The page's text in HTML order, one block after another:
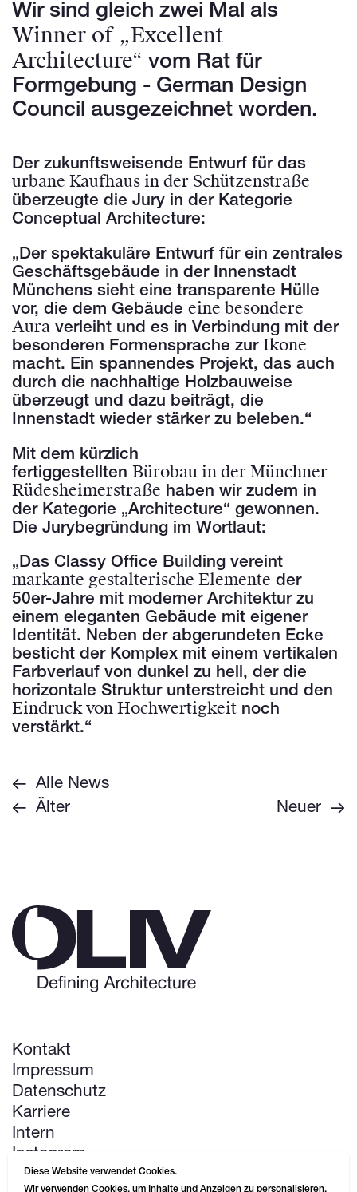
Wir sind gleich zwei Mal als
Winner of „Excellent
Architecture“ vom Rat für
Formgebung - German Design
Council ausgezeichnet worden.
Der zukunftsweisende Entwurf für das
urbane Kaufhaus in der Schützenstraße
überzeugte die Jury in der Kategorie
Conceptual Architecture:
„Der spektakuläre Entwurf für ein zentrales
Geschäftsgebäude in der Innenstadt
Münchens sieht eine transparente Hülle
vor, die dem Gebäude eine besondere
Aura verleiht und es in Verbindung mit der
besonderen Formensprache zur Ikone
macht. Ein spannendes Projekt, das auch
durch die nachhaltige Holzbauweise
überzeugt und dazu beiträgt, die
Innenstadt wieder stärker zu beleben.“
Mit dem kürzlich
fertiggestellten Bürobau in der Münchner
Rüdesheimerstraße haben wir zudem in
der Kategorie „Architecture“ gewonnen.
Die Jurybegründung im Wortlaut:
„Das Classy Office Building vereint
markante gestalterische Elemente der
50er-Jahre mit moderner Architektur zu
einem eleganten Gebäude mit eigener
Identität. Neben der abgerundeten Ecke
besticht der Komplex mit einem vertikalen
Farbverlauf von dunkel zu hell, der die
horizontale Struktur unterstreicht und den
Eindruck von Hochwertigkeit noch
verstärkt.“
Alle News
Älter
Neuer
Kontakt
Impressum
Datenschutz
Karriere
Intern
Instagram
LinkedIn
Diese Website verwendet Cookies.
Wir verwenden Cookies, um Inhalte und Anzeigen zu personalisieren,